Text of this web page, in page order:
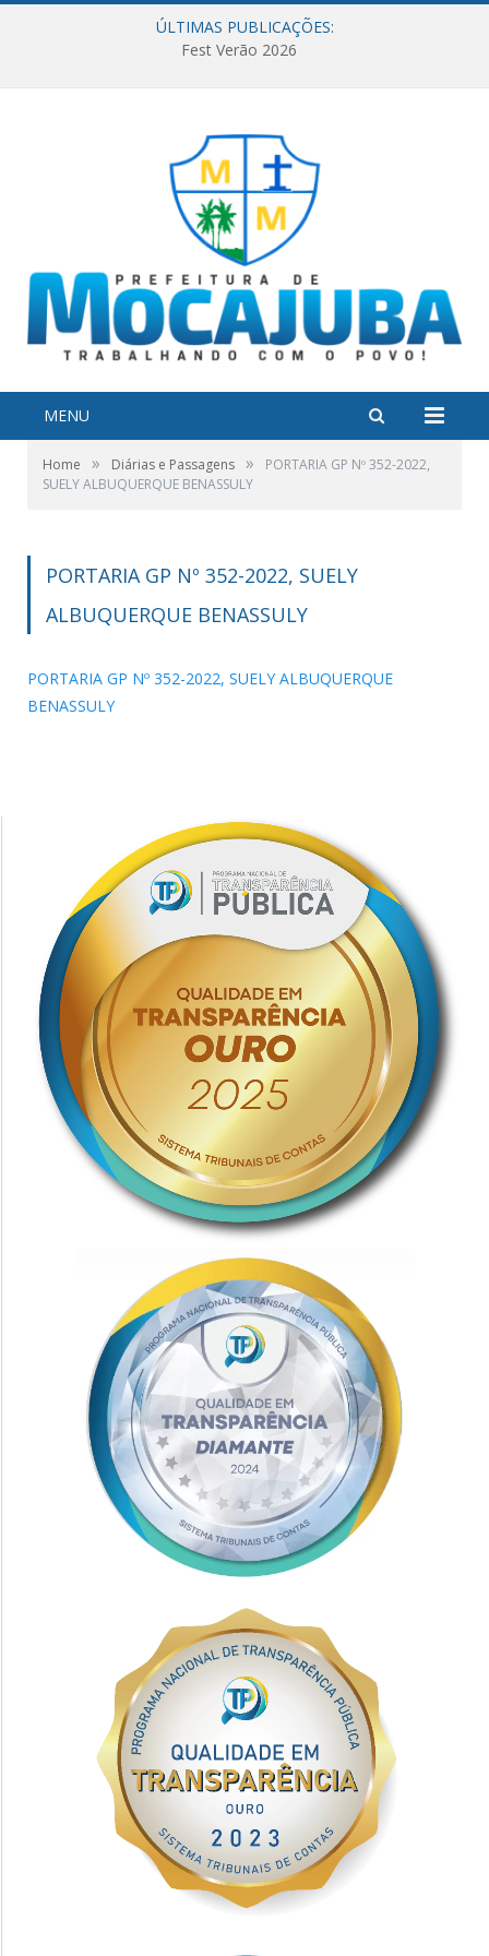
ÚLTIMAS PUBLICAÇÕES:
Fest Verão 2026
MENU
Home » Diárias e Passagens »
PORTARIA GP Nº 352-2022,
SUELY ALBUQUERQUE BENASSULY
PORTARIA GP Nº 352-2022, SUELY
ALBUQUERQUE BENASSULY
PORTARIA GP Nº 352-2022, SUELY ALBUQUERQUE
BENASSULY